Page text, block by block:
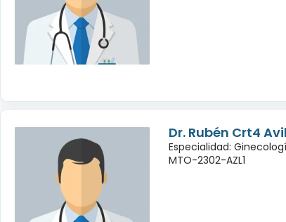
Dr. Rubén Crt4
Especialidad:
MTO-2302-AZL1